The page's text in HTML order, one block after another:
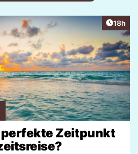
Artikel
18h
perfekte Zeitpunkt